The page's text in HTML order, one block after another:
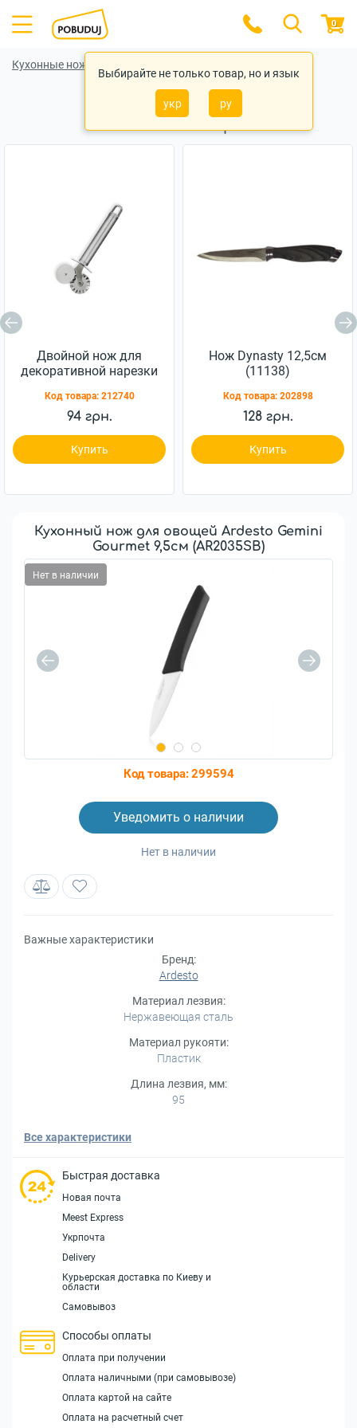
Выбирайте не только товар, но и язык
укр ру
0
Кухонные ножи
Похожие товары
Двойной нож для
декоративной нарезки
2)
Код товара: 212740
94 грн.
Купить
Нож Dynasty 12,5см
(11138)
Код товара: 202898
128 грн.
Купить
Кухонный нож для овощей Ardesto Gemini
Gourmet 9,5см (AR2035SB)
Нет в наличии
Код товара:299594
Нет в наличии
Уведомить о наличии
Важные характеристики
Бренд:
Ardesto
Материал лезвия:
Нержавеющая сталь
Материал рукояти:
Пластик
Длина лезвия, мм:
95
Все характеристики
Быстрая доставка
Новая почта
Meest Express
Укрпочта
Delivery
Курьерская доставка по Киеву и
области
Самовывоз
Способы оплаты
Оплата при получении
Оплата наличными (при самовывозе)
Оплата картой на сайте
Оплата на расчетный счет